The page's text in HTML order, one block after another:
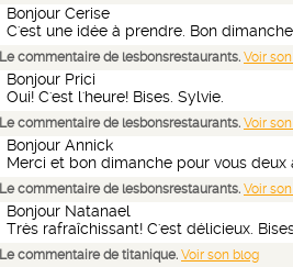
Bonjour Cerise
C'est une idée à prendre. Bon
Le commentaire de lesbonsrestaurants. Voir
Bonjour Prici
Oui! C'est l'heure! Bises. Sylvie.
Le commentaire de lesbonsrestaurants. Voir
Bonjour Annick
Merci et bon dimanche pour vous deux
Le commentaire de lesbonsrestaurants. Voir
Bonjour Natanael
Très rafraîchissant! C'est délicieux.
Le commentaire de titanique. Voir son blog